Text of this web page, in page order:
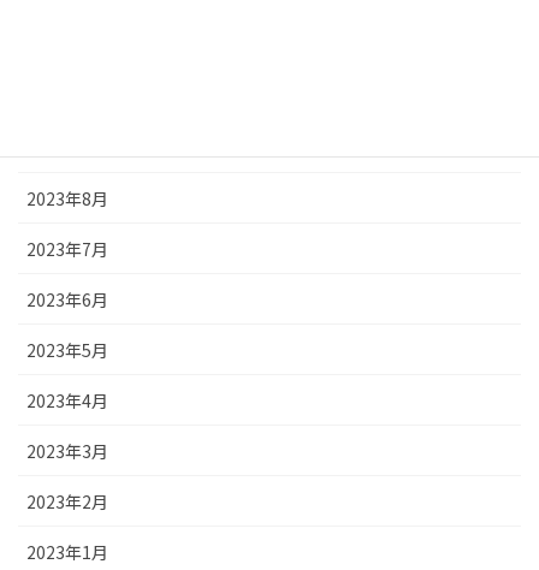
2023年8月
2023年7月
2023年6月
2023年5月
2023年4月
2023年3月
2023年2月
2023年1月